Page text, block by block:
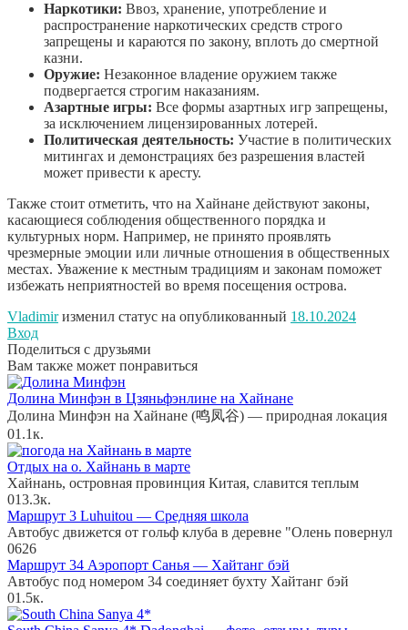
Наркотики: Ввоз, хранение, употребление и
распространение наркотических средств строго
запрещены и караются по закону, вплоть до смертной
казни.
Оружие: Незаконное владение оружием также
подвергается строгим наказаниям.
Азартные игры: Все формы азартных игр запрещены,
за исключением лицензированных лотерей.
Политическая деятельность: Участие в политических
митингах и демонстрациях без разрешения властей
может привести к аресту.
Также стоит отметить, что на Хайнане действуют законы,
касающиеся соблюдения общественного порядка и
культурных норм. Например, не принято проявлять
чрезмерные эмоции или личные отношения в общественных
местах. Уважение к местным традициям и законам поможет
избежать неприятностей во время посещения острова.
Vladimirизменил статус на опубликованный 18.10.2024
Вход
Поделиться с друзьями
Вам также может понравиться
Долина Минфэн в Цзяньфэнлине на Хайнане
Долина Минфэн на Хайнане (鸣凤谷) — природная локация
01.1к.
Отдых на о. Хайнань в марте
Хайнань, островная провинция Китая, славится теплым
013.3к.
Маршрут 3 Luhuitou — Средняя школа
Автобус движется от гольф клуба в деревне "Олень повернул
0626
Маршрут 34 Аэропорт Санья — Хайтанг бэй
Автобус под номером 34 соединяет бухту Хайтанг бэй
01.5к.